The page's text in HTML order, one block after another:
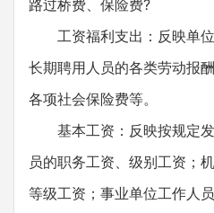
路过桥费、保险费?
工资福利支出：反映单
长期聘用人员的各类劳动报
各项社会保险费等。
基本工资：反映按规定
员的职务工资、级别工资；
等级工资；事业单位工作人